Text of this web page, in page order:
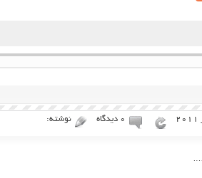
۰ دیدگاه نوشته: